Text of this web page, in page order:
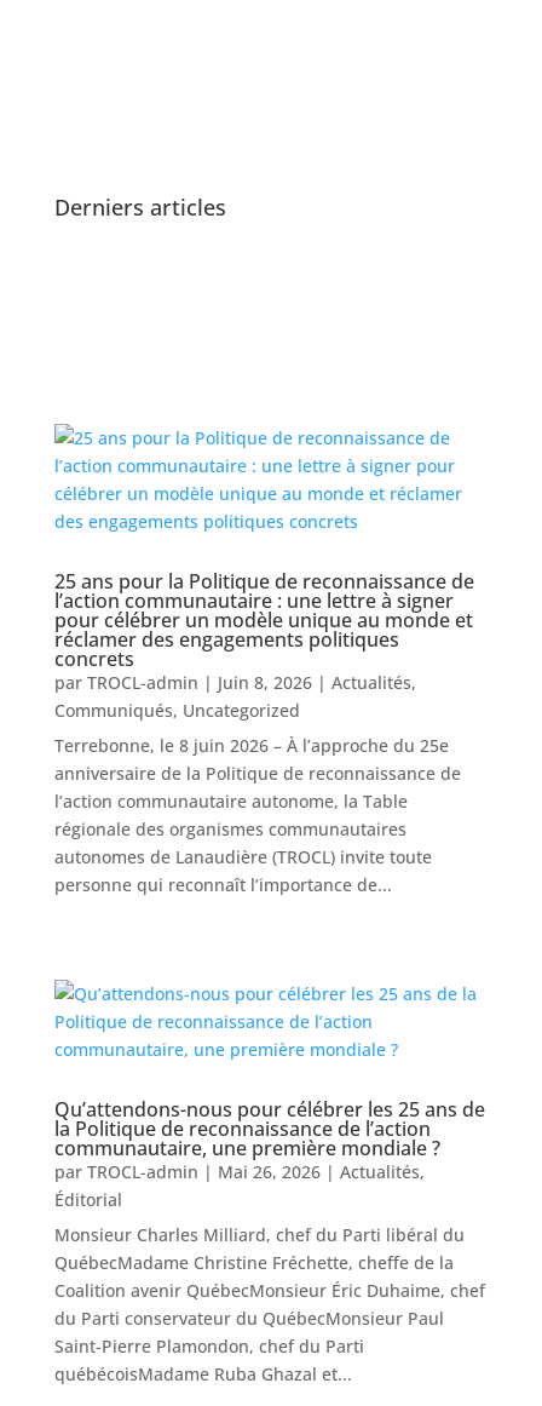
Derniers articles
25 ans pour la Politique de reconnaissance de
l’action communautaire : une lettre à signer
pour célébrer un modèle unique au monde et
réclamer des engagements politiques
concrets
par TROCL-admin | Juin 8, 2026| Actualités,
Communiqués, Uncategorized
Terrebonne, le 8 juin 2026 – À l’approche du 25e
anniversaire de la Politique de reconnaissance de
l’action communautaire autonome, la Table
régionale des organismes communautaires
autonomes de Lanaudière (TROCL) invite toute
personne qui reconnaît l’importance de...
Qu’attendons-nous pour célébrer les 25 ans de
la Politique de reconnaissance de l’action
communautaire, une première mondiale ?
par TROCL-admin | Mai 26, 2026| Actualités,
Éditorial
Monsieur Charles Milliard, chef du Parti libéral du
QuébecMadame Christine Fréchette, cheffe de la
Coalition avenir QuébecMonsieur Éric Duhaime, chef
du Parti conservateur du QuébecMonsieur Paul
Saint-Pierre Plamondon, chef du Parti
québécoisMadame Ruba Ghazal et...